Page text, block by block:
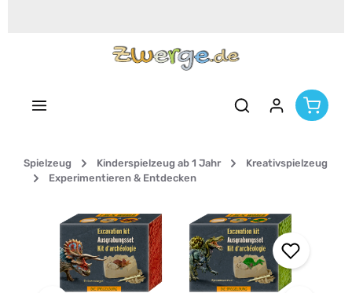
Spielzeug Kinderspielzeug ab 1 Jahr
Kreativspielzeug
Experimentieren & Entdecken
Bildergalerie überspringen